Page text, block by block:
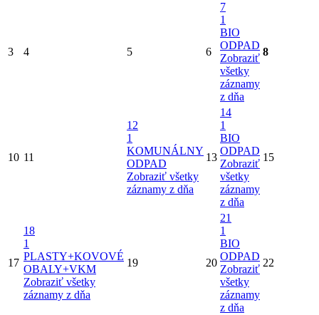
3 4 5 6
7
1
BIO
ODPAD
Zobraziť
všetky
záznamy
z dňa
8
10 11
12
1
KOMUNÁLNY
ODPAD
Zobraziť všetky
záznamy z dňa
13
14
1
BIO
ODPAD
Zobraziť
všetky
záznamy
z dňa
15
17
18
1
PLASTY+KOVOVÉ
OBALY+VKM
Zobraziť všetky
záznamy z dňa
19 20
21
1
BIO
ODPAD
Zobraziť
všetky
záznamy
z dňa
22